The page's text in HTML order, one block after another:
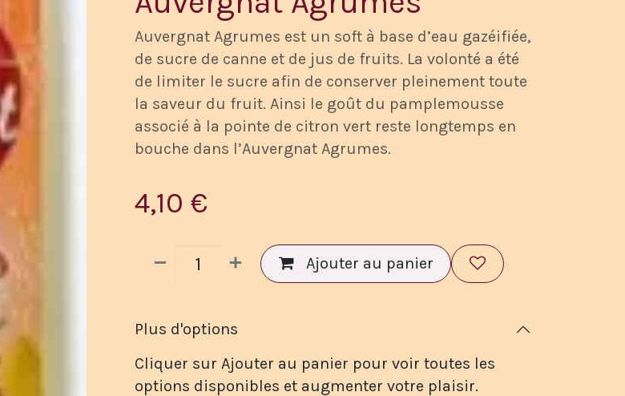
Auvergnat Agrumes est un soft à base d’eau gazéifiée,
de sucre de canne et de jus de fruits. La volonté a été
de limiter le sucre afin de conserver pleinement toute
la saveur du fruit. Ainsi le goût du pamplemousse
associé à la pointe de citron vert reste longtemps en
bouche dans l’Auvergnat Agrumes.
4,10 €
Ajouter au panier
Plus d'options
Cliquer sur Ajouter au panier pour voir toutes les
options disponibles et augmenter votre plaisir.